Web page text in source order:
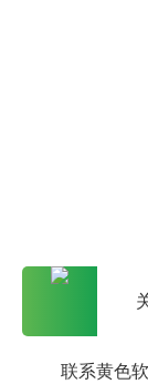
联系黄色